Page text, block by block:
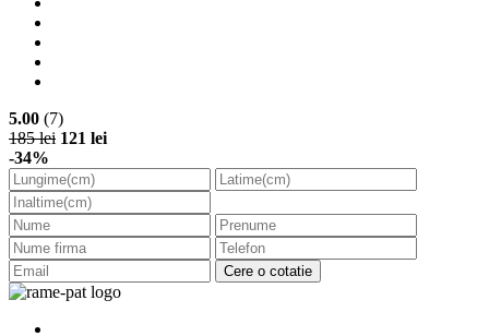
5.00 (7)
185 lei 121 lei
-34%
Cere o cotatie